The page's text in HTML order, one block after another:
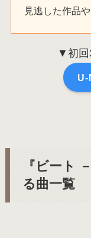
見逃した作品
▼初回
U-
『ビート
る曲一覧